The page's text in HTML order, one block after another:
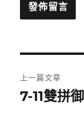
章
上一篇文章
上
7-11雙拼